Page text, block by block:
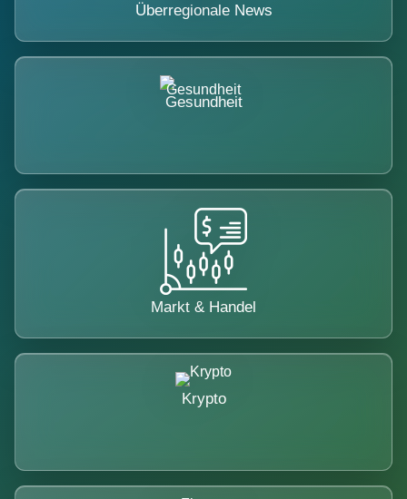
Überregionale News
Gesundheit
Markt & Handel
Krypto